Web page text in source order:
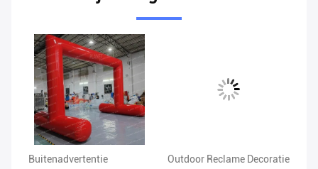
Buitenadvertentie
Outdoor Reclame Decoratie